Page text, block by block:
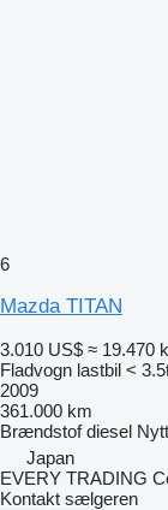
6
Mazda TITAN
3.010 US$ ≈ 19.470
Fladvogn lastbil <
2009
361.000 km
Brændstof diesel
Japan
EVERY TRADING
Kontakt sælgeren